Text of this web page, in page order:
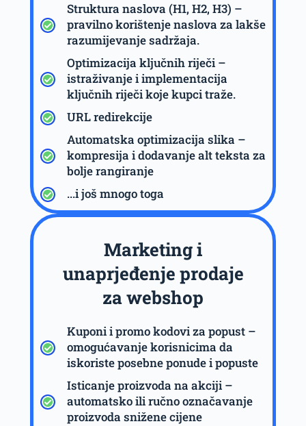
Struktura naslova (H1, H2, H3) –
pravilno korištenje naslova za lakše
razumijevanje sadržaja.
Optimizacija ključnih riječi –
istraživanje i implementacija
ključnih riječi koje kupci traže.
URL redirekcije
Automatska optimizacija slika –
kompresija i dodavanje alt teksta za
bolje rangiranje
...i još mnogo toga
Marketing i
unaprjeđenje prodaje
za webshop
Kuponi i promo kodovi za popust –
omogućavanje korisnicima da
iskoriste posebne ponude i popuste
Isticanje proizvoda na akciji –
automatsko ili ručno označavanje
proizvoda snižene cijene